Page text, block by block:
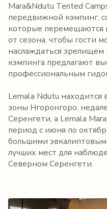
Mara&Ndutu Tented
передвижной кэмпинг,
которые перемещаются
от сезона, чтобы гости
наслаждаться
кэмпинга предлагают
профессиональным
Lemala Ndutu
зоны Нгоронгоро,
Серенгети, а Lemala
период с июня по
большими
лучших мест для
Северном Серенгети.